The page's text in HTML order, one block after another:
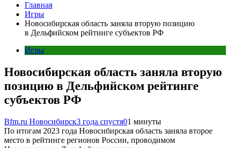
Главная
Игры
Новосибирская область заняла вторую позицию
в Дельфийском рейтинге субъектов РФ
Игры
Новосибирская область заняла вторую
позицию в Дельфийском рейтинге
субъектов РФ
Bfm.ru Новосибирск3 года спустя01 минуты
По итогам 2023 года Новосибирская область заняла второе
место в рейтинге регионов России, проводимом